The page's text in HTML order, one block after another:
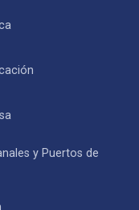
y Puertos de